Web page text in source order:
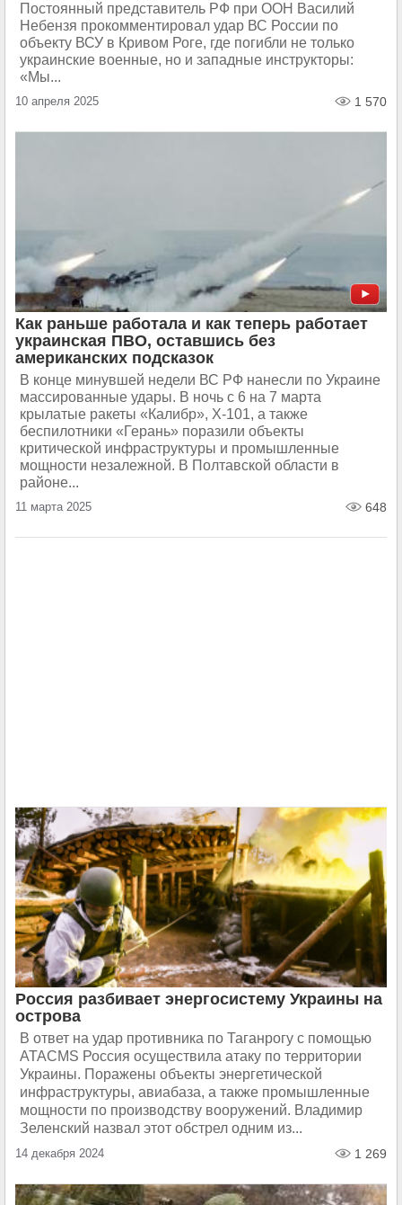
Постоянный представитель РФ при ООН Василий
Небензя прокомментировал удар ВС России по
объекту ВСУ в Кривом Роге, где погибли не только
украинские военные, но и западные инструкторы:
«Мы...
10 апреля 2025 1 570
Как раньше работала и как теперь работает
украинская ПВО, оставшись без
американских подсказок
В конце минувшей недели ВС РФ нанесли по Украине
массированные удары. В ночь с 6 на 7 марта
крылатые ракеты «Калибр», Х-101, а также
беспилотники «Герань» поразили объекты
критической инфраструктуры и промышленные
мощности незалежной. В Полтавской области в
районе...
11 марта 2025 648
Россия разбивает энергосистему Украины на
острова
В ответ на удар противника по Таганрогу с помощью
ATACMS Россия осуществила атаку по территории
Украины. Поражены объекты энергетической
инфраструктуры, авиабаза, а также промышленные
мощности по производству вооружений. Владимир
Зеленский назвал этот обстрел одним из...
14 декабря 2024 1 269